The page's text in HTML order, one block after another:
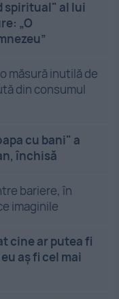
spiritual" al lui
„O
măsură inutilă de
din consumul
cu bani" a
închisă
bariere, în
imaginile
cine ar putea fi
aș fi cel mai